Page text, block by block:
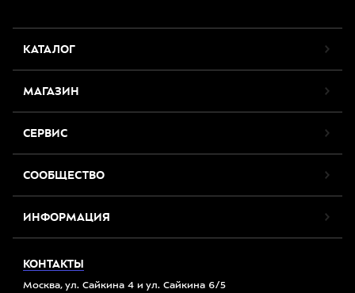
КАТАЛОГ
МАГАЗИН
СЕРВИС
СООБЩЕСТВО
ИНФОРМАЦИЯ
КОНТАКТЫ
Москва, ул. Сайкина 4 и ул. Сайкина 6/5